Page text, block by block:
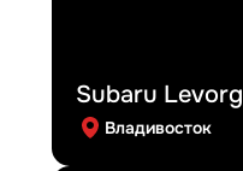
Subaru Levorg
Владивосток